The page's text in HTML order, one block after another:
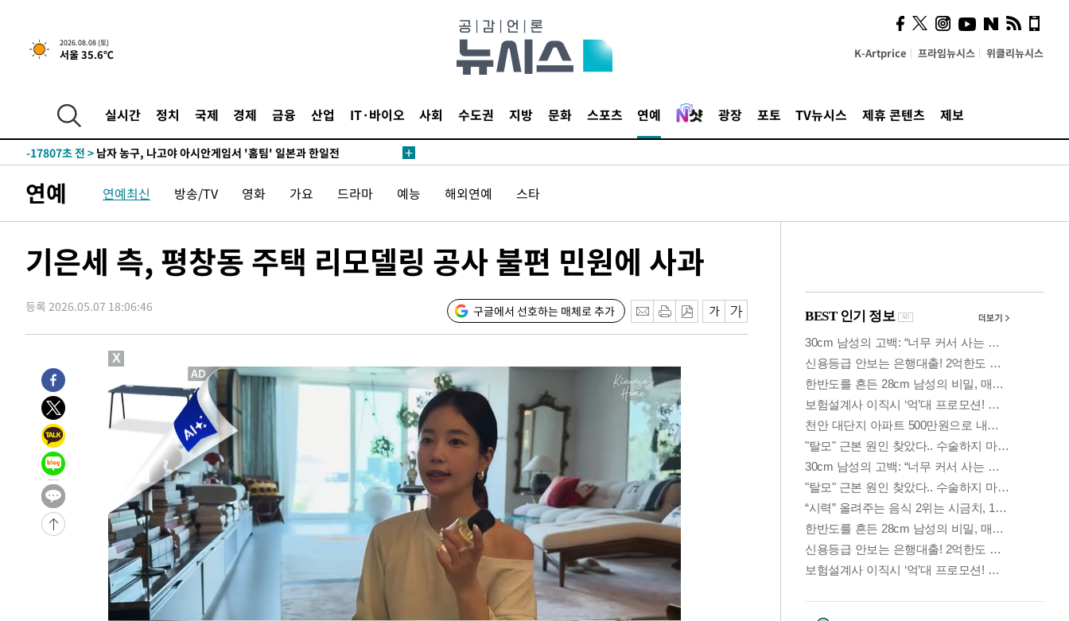
2026.08.08 (토)
서울 35.6℃ K-Artprice 프라임뉴시스 위클리뉴시스
실시간 정치 국제 경제 금융 산업 IT·바이오 사회 수도권 지방 문화 스포츠 연예 광장 포토 TV뉴시스 제휴 콘텐츠 제보
2시간 전 >[속보]뉴욕증시 상승 마감…S&P 0.6% 나스닥 1.3%↑
-22563초 전 >
백운산서 80년근 천종산삼 9뿌리 발견…감정가 1.3억원
-20273초 전 >
-17807초 전 > 남자 농구, 나고야 아시안게임서 '홈팀' 일본과 한일전
-13410초 전 >
극한폭염 한풀 꺾이지만…'낮 최고 35도' 무더위, 열대야 계속[다음
-10428초 전 >축구협회 "압수수색·성접대 논란 사과…쇄신의 기회로 삼겠다"
송"
40분 전 >'최고 37도' 폭염 지속…강원동해안 최대 150㎜ 비
-26456초 전 >강릉에 시간당 81.4㎜ 물폭탄…도로 잠기고 담벼락 붕괴
-22563초 전 >백운산서 80년근 천종산삼 9뿌리 발견…감정가 1.3억원
선재도서 해루질 나섰다 실종 60대, 닷새 만에 숨진 채 발견
-17807초 전 >
남자 농구, 나고야 아시안게임서 '홈팀' 일본과 한일전
-17183초 전 >
여수 오동도 해상서 모터보트 전복…1명 사망·1명 실종
-13410초 전 >
극한폭염 한풀 꺾이지만…'낮 최고 35도' 무더위, 열대야 계속[다음
주 날씨]
-10428초 전 >
축구협회 "압수수색·성접대 논란 사과…쇄신의 기회로 삼겠다"
-8945초 전 >
[속보]'압수수색·성접대 논란' 축구협회 "실망과 걱정 안겨드려 죄
40분 전 >
'최고 37도' 폭염 지속…강원동해안 최대 150㎜ 비
2시간 전 >
[속보]뉴욕증시 상승 마감…S&P 0.6% 나스닥 1.3%↑
연예 연예최신 방송/TV 영화 가요 드라마 예능 해외연예 스타
기은세 측, 평창동 주택 리모델링 공사 불편 민원에 사과
등록 2026.05.07 18:06:46 구글에서 선호하는 매체로 추가
사이 해답 찾았죠"…알을
깨고 나온 '초자아'
X